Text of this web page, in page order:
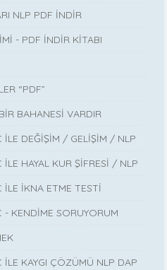
NLP PDF İNDİR
- PDF İNDİR KİTABI
“PDF”
BAHANESİ VARDIR
İLE DEĞİŞİM / GELİŞİM / NLP
HAYAL KUR ŞİFRESİ / NLP
İLE İKNA ETME TESTİ
- KENDİME SORUYORUM
İLE KAYGI ÇÖZÜMÜ NLP DAP